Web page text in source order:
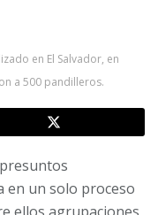
en El Salvador, en
a 500 pandilleros.
en un solo proceso